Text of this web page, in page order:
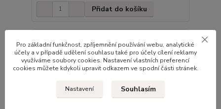
Přidat do košíku
Pro základní funkčnost, zpříjemnění používání webu, analytické
účely a v případě udělení souhlasu také pro účely cílení reklamy
využíváme soubory cookies. Nastavení vlastních preferencí
cookies můžete kdykoli upravit odkazem ve spodní části stránek.
Nastavení Souhlasím